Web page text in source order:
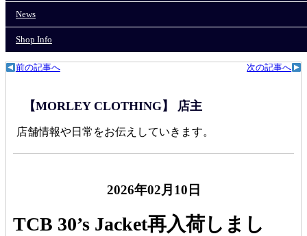
News
Shop Info
News>
次の記事へ
前の記事へ
【MORLEY CLOTHING】 店主
店舗情報や日常をお伝えしていきます。
2026年02月10日
TCB 30’s Jacket再入荷しまし